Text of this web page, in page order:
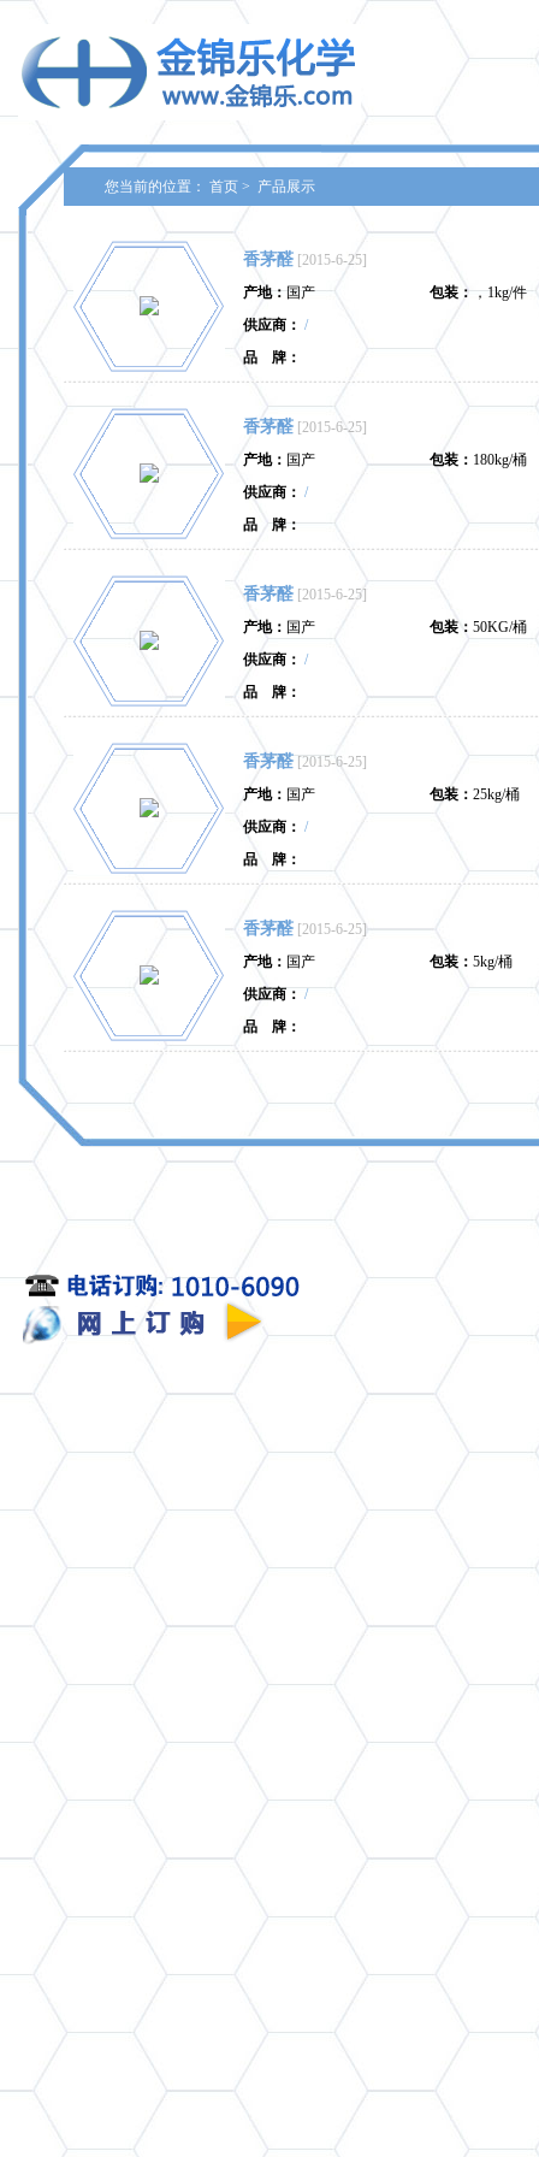
您当前的位置： 首页 > 产品展示
香茅醛 [2015-6-25]
产地：国产 包装：，1kg/件
供应商： /
品 牌：
香茅醛 [2015-6-25]
产地： 国产 包装： 180kg/桶
供应商： /
品 牌：
香茅醛 [2015-6-25]
产地： 国产 包装： 50KG/桶
供应商： /
品 牌：
香茅醛 [2015-6-25]
产地： 国产 包装： 25kg/桶
供应商： /
品 牌：
香茅醛 [2015-6-25]
产地： 国产 包装： 5kg/桶
供应商： /
品 牌：